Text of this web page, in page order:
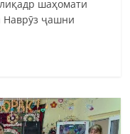
шаҳомати
Наврӯз ҷашни